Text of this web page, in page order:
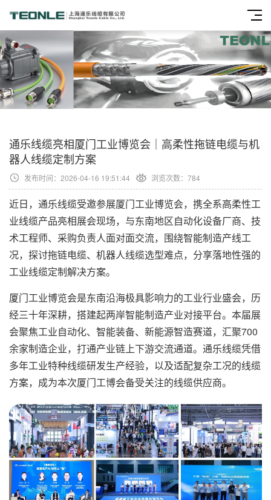
通乐线缆亮相厦门工业博览会｜高柔性拖链电缆与机
器人线缆定制方案
发布时间：2026-04-16 19:51:44 浏览次数： 784
近日，通乐线缆受邀参展厦门工业博览会，携全系高柔性工
业线缆产品亮相展会现场，与东南地区自动化设备厂商、技
术工程师、采购负责人面对面交流，围绕智能制造产线工
况，探讨拖链电缆、机器人线缆选型难点，分享落地性强的
工业线缆定制解决方案。
厦门工业博览会是东南沿海极具影响力的工业行业盛会，历
经三十年深耕，搭建起两岸智能制造产业对接平台。本届展
会聚焦工业自动化、智能装备、新能源智造赛道，汇聚700
余家制造企业，打通产业链上下游交流通道。通乐线缆凭借
多年工业特种线缆研发生产经验，以及适配复杂工况的线缆
方案，成为本次厦门工博会备受关注的线缆供应商。